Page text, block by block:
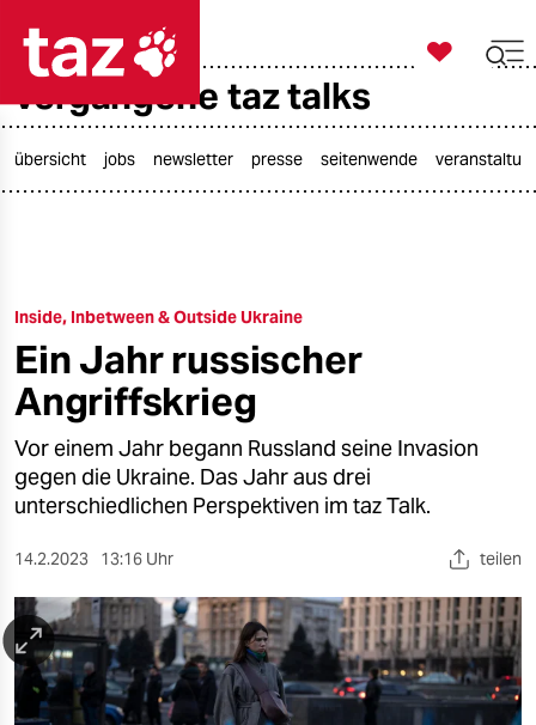
taz zahl ich
öko
gesellschaft
kultur
sport
nord
wahrheit
verlag

taz zahl ich
vergangene taz talks
übersicht jobs newsletter presse seitenwende
Inside, Inbetween & Outside Ukraine
Ein Jahr russischer
Angriffskrieg
Vor einem Jahr begann Russland seine Invasion
gegen die Ukraine. Das Jahr aus drei
unterschiedlichen Perspektiven im taz Talk.
14.2.2023 13:16 Uhr teilen